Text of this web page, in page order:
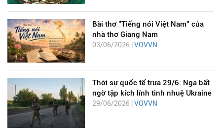
Bài thơ "Tiếng nói Việt Nam" của
nhà thơ Giang Nam
03/06/2026 | VOVVN
Thời sự quốc tế trưa 29/6: Nga bất
ngờ tập kích lính tinh nhuệ Ukraine
29/06/2026 | VOVVN